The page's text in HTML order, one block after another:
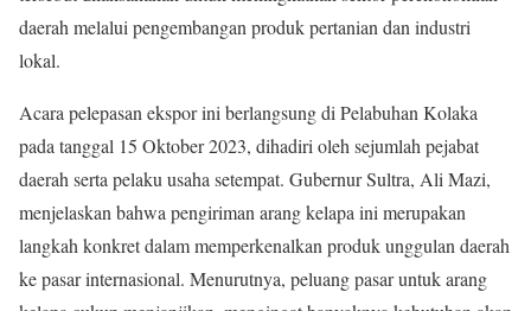
daerah melalui pengembangan produk pertanian dan industri
lokal.
Acara pelepasan ekspor ini berlangsung di Pelabuhan Kolaka
pada tanggal 15 Oktober 2023, dihadiri oleh sejumlah pejabat
daerah serta pelaku usaha setempat. Gubernur Sultra, Ali Mazi,
menjelaskan bahwa pengiriman arang kelapa ini merupakan
langkah konkret dalam memperkenalkan produk unggulan daerah
ke pasar internasional. Menurutnya, peluang pasar untuk arang